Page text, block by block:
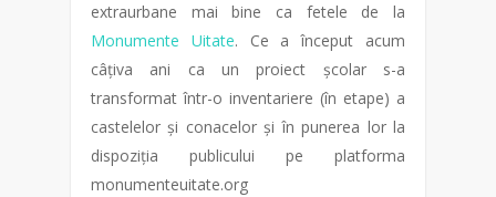
extraurbane mai bine ca fetele de la
Monumente Uitate. Ce a început acum
câțiva ani ca un proiect școlar s-a
transformat într-o inventariere (în etape) a
castelelor și conacelor și în punerea lor la
dispoziția publicului pe platforma
monumenteuitate.org